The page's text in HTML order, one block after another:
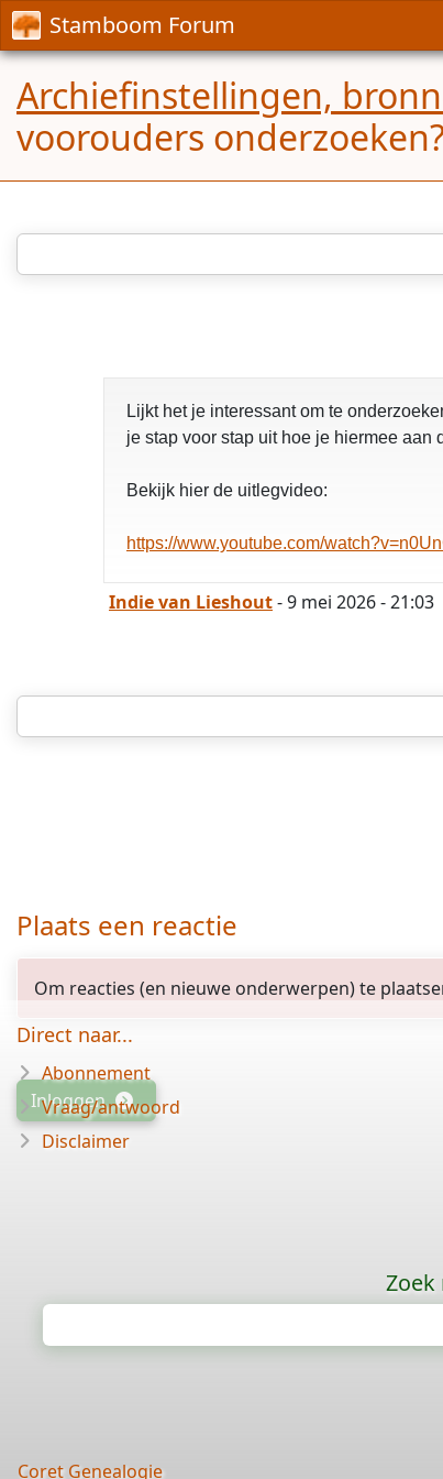
Stamboom Forum
Archiefinstellingen,
voorouders
Lijkt het je interessant om te
je stap voor stap uit hoe je hiermee aan
Bekijk hier de uitlegvideo:
https://www.youtube.com/
Indie van Lieshout- 9 mei 2026 - 21:03
Plaats een reactie
Om reacties (en nieuwe onderwerpen) te
Inloggen
Direct naar...
Abonnement
Vraag/antwoord
Disclaimer
Zoek
Coret Genealogie